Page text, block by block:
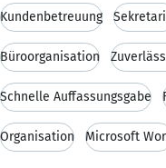
Kundenbetreuung
Büroorganisation
Schnelle Auffassungsgabe
Organisation Microsoft